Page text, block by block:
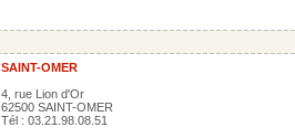
SAINT-OMER
4, rue Lion d'Or
62500 SAINT-OMER
Tél : 03.21.98.08.51